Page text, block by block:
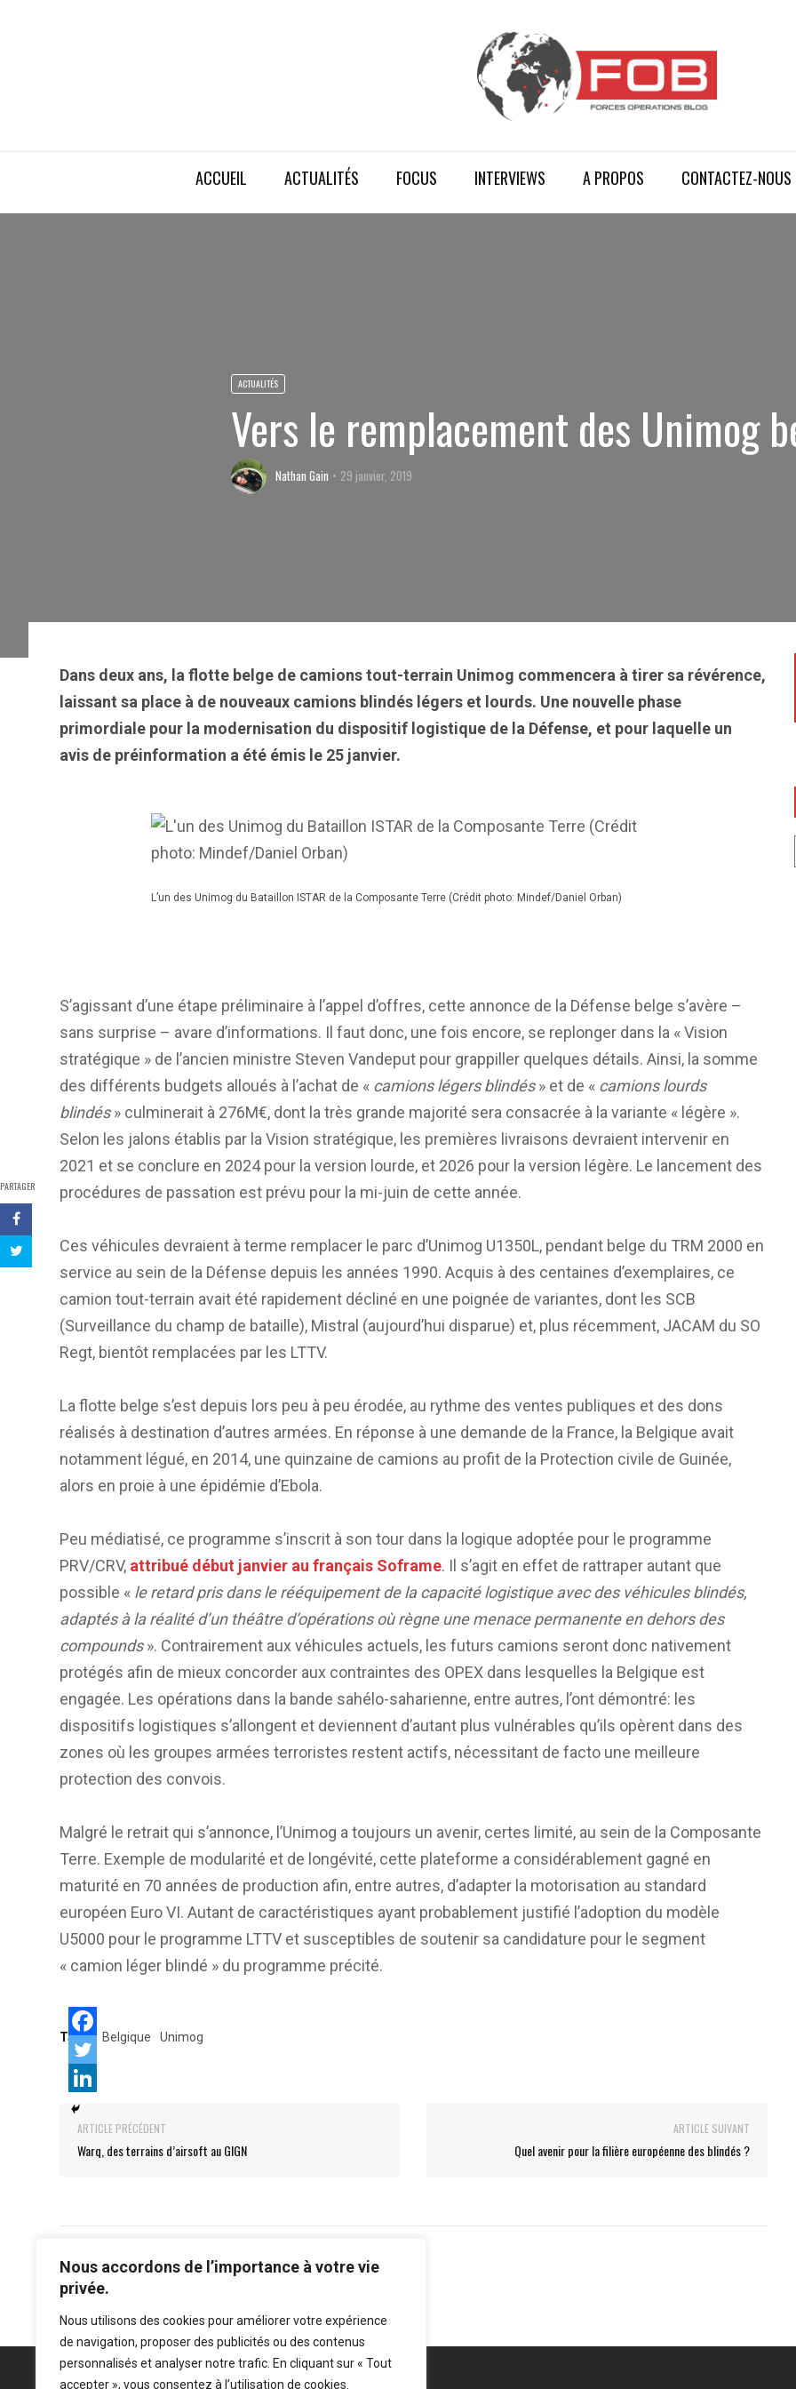
Nous accordons de l’importance à votre vie
privée.
Nous utilisons des cookies pour améliorer votre expérience
de navigation, proposer des publicités ou des contenus
personnalisés et analyser notre trafic. En cliquant sur « Tout
accepter », vous consentez à l’utilisation de cookies.
ACCUEIL ACTUALITÉS FOCUS INTERVIEWS A PROPOS CONTACTEZ-NOUS
ACTUALITÉS
Vers le remplacement des Unimog
Nathan Gain 29 janvier, 2019
PARTAGER
Dans deux ans, la flotte belge de camions tout-terrain Unimog commencera à tirer sa révérence,
laissant sa place à de nouveaux camions blindés légers et lourds. Une nouvelle phase
primordiale pour la modernisation du dispositif logistique de la Défense, et pour laquelle un
avis de préinformation a été émis le 25 janvier.
L’un des Unimog du Bataillon ISTAR de la Composante Terre (Crédit photo: Mindef/Daniel Orban)
S’agissant d’une étape préliminaire à l’appel d’offres, cette annonce de la Défense belge s’avère –
sans surprise – avare d’informations. Il faut donc, une fois encore, se replonger dans la « Vision
stratégique » de l’ancien ministre Steven Vandeput pour grappiller quelques détails. Ainsi, la somme
des différents budgets alloués à l’achat de « camions légers blindés» et de « camions lourds
blindés» culminerait à 276M€, dont la très grande majorité sera consacrée à la variante « légère ».
Selon les jalons établis par la Vision stratégique, les premières livraisons devraient intervenir en
2021 et se conclure en 2024 pour la version lourde, et 2026 pour la version légère. Le lancement des
procédures de passation est prévu pour la mi-juin de cette année.
Ces véhicules devraient à terme remplacer le parc d’Unimog U1350L, pendant belge du TRM 2000 en
service au sein de la Défense depuis les années 1990. Acquis à des centaines d’exemplaires, ce
camion tout-terrain avait été rapidement décliné en une poignée de variantes, dont les SCB
(Surveillance du champ de bataille), Mistral (aujourd’hui disparue) et, plus récemment, JACAM du SO
Regt, bientôt remplacées par les LTTV.
La flotte belge s’est depuis lors peu à peu érodée, au rythme des ventes publiques et des dons
réalisés à destination d’autres armées. En réponse à une demande de la France, la Belgique avait
notamment légué, en 2014, une quinzaine de camions au profit de la Protection civile de Guinée,
alors en proie à une épidémie d’Ebola.
Peu médiatisé, ce programme s’inscrit à son tour dans la logique adoptée pour le programme
PRV/CRV, attribué début janvier au français Soframe. Il s’agit en effet de rattraper autant que
possible « le retard pris dans le rééquipement de la capacité logistique avec des véhicules blindés,
adaptés à la réalité d’un théâtre d’opérations où règne une menace permanente en dehors des
compounds». Contrairement aux véhicules actuels, les futurs camions seront donc nativement
protégés afin de mieux concorder aux contraintes des OPEX dans lesquelles la Belgique est
engagée. Les opérations dans la bande sahélo-saharienne, entre autres, l’ont démontré: les
dispositifs logistiques s’allongent et deviennent d’autant plus vulnérables qu’ils opèrent dans des
zones où les groupes armées terroristes restent actifs, nécessitant de facto une meilleure
protection des convois.
Malgré le retrait qui s’annonce, l’Unimog a toujours un avenir, certes limité, au sein de la Composante
Terre. Exemple de modularité et de longévité, cette plateforme a considérablement gagné en
maturité en 70 années de production afin, entre autres, d’adapter la motorisation au standard
européen Euro VI. Autant de caractéristiques ayant probablement justifié l’adoption du modèle
U5000 pour le programme LTTV et susceptibles de soutenir sa candidature pour le segment
« camion léger blindé » du programme précité.
Tags: Belgique Unimog
ARTICLE PRÉCÉDENT
Warq, des terrains d’airsoft au GIGN
ARTICLE SUIVANT
Quel avenir pour la filière européenne des blindés ?